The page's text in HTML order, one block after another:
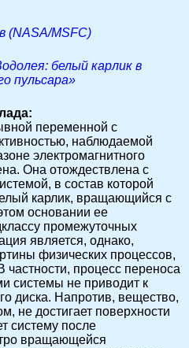
(NASA/MSFC)
белый карлик в
пульсара»
переменной с
наблюдаемой
электромагнитного
Она отождествлена с
в состав которой
карлик, вращающийся с
основании ее
промежуточных
является, однако,
физических процессов,
процесс переноса
системы не приводит к
диска. Напротив, вещество,
не достигает поверхности
систему после
вращающейся